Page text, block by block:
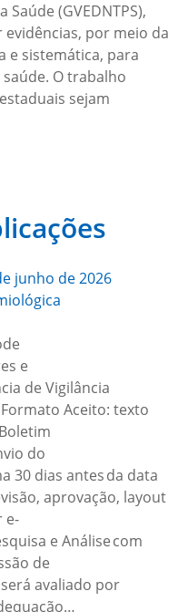
(GVEDNTPS),
por meio da
e sistemática, para
O trabalho
sejam
junho de 2026
e
de Vigilância
Aceito: texto
do
30 dias antes da data
aprovação, layout
e-
e Análise com
de
avaliado por